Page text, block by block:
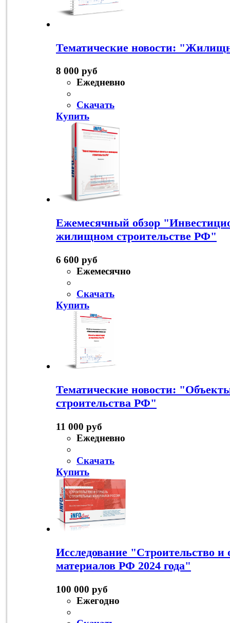
Тематические новости:
8 000 руб
Ежедневно
Скачать
Купить
Ежемесячный обзор
жилищном строительстве РФ"
6 600 руб
Ежемесячно
Скачать
Купить
Тематические новости:
строительства РФ"
11 000 руб
Ежедневно
Скачать
Купить
Исследование "Строительство и
материалов РФ 2024 года"
100 000 руб
Ежегодно